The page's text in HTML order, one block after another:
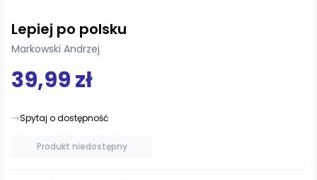
Lepiej po polsku
Markowski Andrzej
39,99 zł
Spytaj o dostępność
Produkt niedostępny